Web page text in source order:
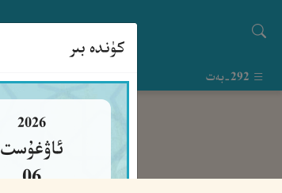
كۈندە بىر
2026
ئاۋغۇست
06